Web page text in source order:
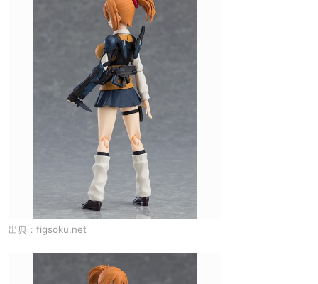
出典： figsoku.net